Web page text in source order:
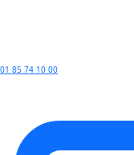
01 85 74 10 00